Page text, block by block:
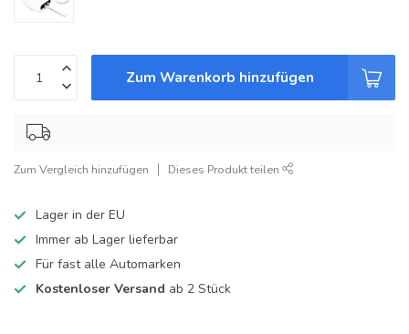
Zum Warenkorb hinzufügen
Zum Vergleich hinzufügen Dieses Produkt teilen
Lager in der EU
Immer ab Lager lieferbar
Für fast alle Automarken
Kostenloser Versand ab 2 Stück